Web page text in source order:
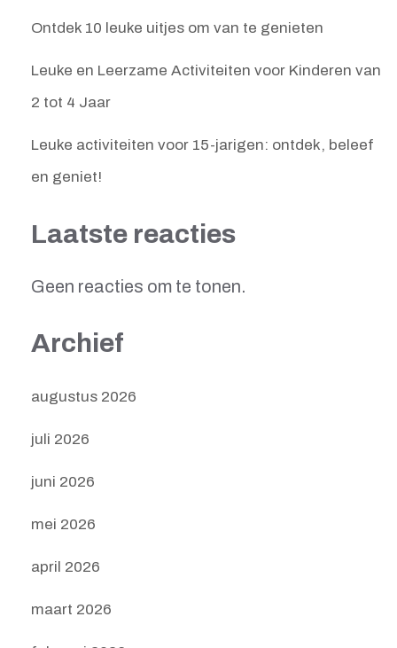
Ontdek 10 leuke uitjes om van te genieten
Leuke en Leerzame Activiteiten voor Kinderen van
2 tot 4 Jaar
Leuke activiteiten voor 15-jarigen: ontdek, beleef
en geniet!
Laatste reacties
Geen reacties om te tonen.
Archief
augustus 2026
juli 2026
juni 2026
mei 2026
april 2026
maart 2026